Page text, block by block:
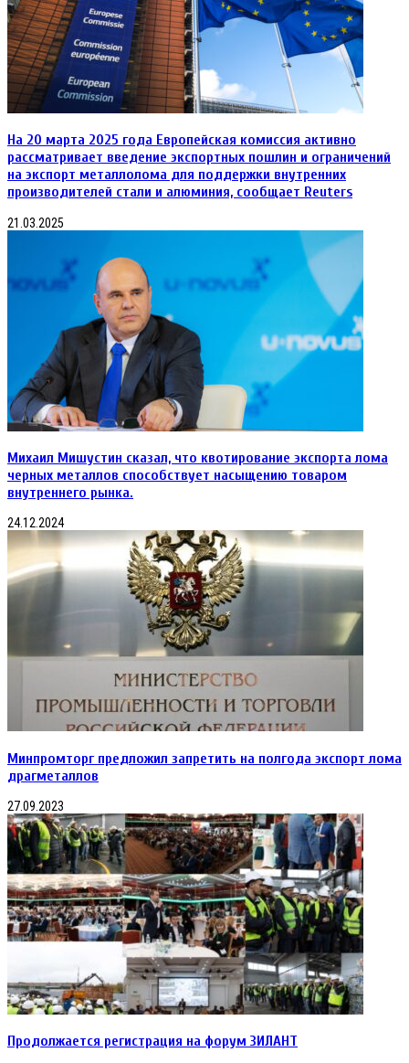
На 20 марта 2025 года Европейская комиссия активно
рассматривает введение экспортных пошлин и ограничений
на экспорт металлолома для поддержки внутренних
производителей стали и алюминия, сообщает Reuters
21.03.2025
Михаил Мишустин сказал, что квотирование экспорта лома
черных металлов способствует насыщению товаром
внутреннего рынка.
24.12.2024
Минпромторг предложил запретить на полгода экспорт лома
драгметаллов
27.09.2023
Продолжается регистрация на форум ЗИЛАНТ